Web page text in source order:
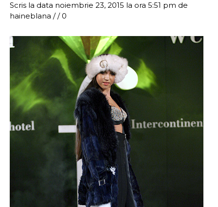
Scris la data noiembrie 23, 2015 la ora 5:51 pm de
haineblana //0